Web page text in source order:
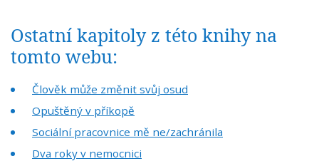
Ostatní kapitoly z této knihy na
tomto webu:
Člověk může změnit svůj osud
Opuštěný v příkopě
Sociální pracovnice mě ne/zachránila
Dva roky v nemocnici